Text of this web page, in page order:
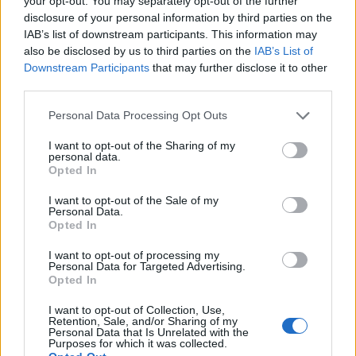
disclosure of your personal information by third parties on the
IAB’s list of downstream participants. This information may
also be disclosed by us to third parties on the IAB’s List of
Downstream Participants that may further disclose it to other
Personal Data Processing Opt Outs
I want to opt-out of the Sharing of my
personal data.
Opted In
I want to opt-out of the Sale of my
Personal Data.
Opted In
I want to opt-out of processing my
Personal Data for Targeted Advertising.
Opted In
I want to opt-out of Collection, Use,
Retention, Sale, and/or Sharing of my
Personal Data that Is Unrelated with the
Purposes for which it was collected.
στο Παράλιο Άστρος
12.06.2026 13:34
Νέα ειδικότητα θα λειτουργήσει
Τρίπολης
10.06.2026 09:48
Ειδικό Δημοτικό Σχολείο Άστρους
και το Ειδικό Νηπιαγωγείο
09.06.2026 18:16